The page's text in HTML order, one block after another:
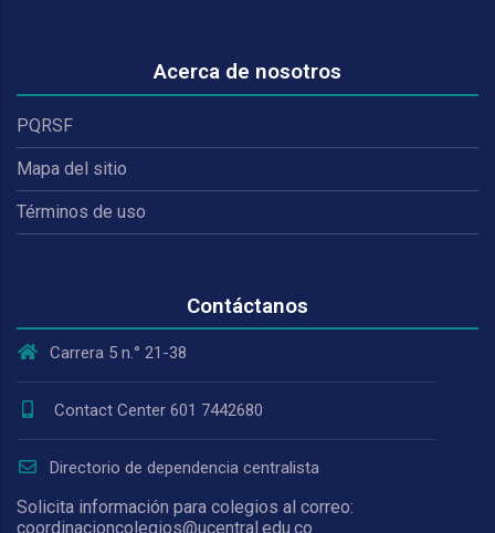
Acerca de nosotros
PQRSF
Mapa del sitio
Términos de uso
Contáctanos
Carrera 5 n.° 21-38
Contact Center 601 7442680
Directorio de dependencia centralista
Solicita información para colegios al correo:
coordinacioncolegios@ucentral.edu.co